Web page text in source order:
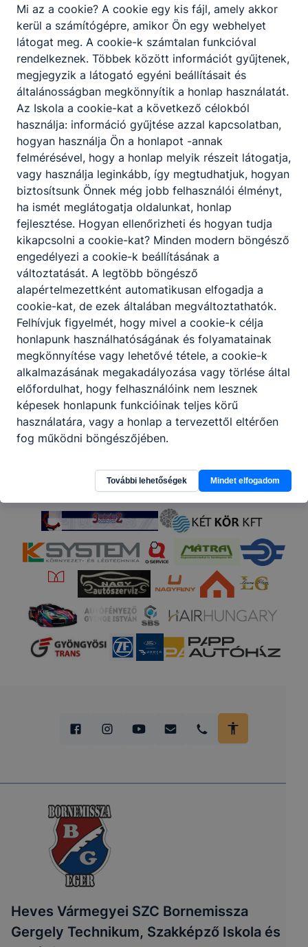
9. óra 13:05 - 13:35
Partnereink
Heves Vármegyei SZC Bornemissza
Gergely Technikum, Szakképző Iskola és
Mi az a cookie? A cookie egy kis fájl, amely akkor
kerül a számítógépre, amikor Ön egy webhelyet
látogat meg. A cookie-k számtalan funkcióval
rendelkeznek. Többek között információt gyűjtenek,
megjegyzik a látogató egyéni beállításait és
általánosságban megkönnyítik a honlap használatát.
Az Iskola a cookie-kat a következő célokból
használja: információ gyűjtése azzal kapcsolatban,
hogyan használja Ön a honlapot -annak
felmérésével, hogy a honlap melyik részeit látogatja,
vagy használja leginkább, így megtudhatjuk, hogyan
biztosítsunk Önnek még jobb felhasználói élményt,
ha ismét meglátogatja oldalunkat, honlap
fejlesztése. Hogyan ellenőrizheti és hogyan tudja
kikapcsolni a cookie-kat? Minden modern böngésző
engedélyezi a cookie-k beállításának a
változtatását. A legtöbb böngésző
alapértelmezettként automatikusan elfogadja a
cookie-kat, de ezek általában megváltoztathatók.
Felhívjuk figyelmét, hogy mivel a cookie-k célja
honlapunk használhatóságának és folyamatainak
megkönnyítése vagy lehetővé tétele, a cookie-k
alkalmazásának megakadályozása vagy törlése által
előfordulhat, hogy felhasználóink nem lesznek
képesek honlapunk funkcióinak teljes körű
használatára, vagy a honlap a tervezettől eltérően
fog működni böngészőjében.
További lehetőségek Mindet elfogadom